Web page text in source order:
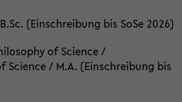
(Einschreibung bis SoSe 2026)
of Science /
/ M.A. (Einschreibung bis